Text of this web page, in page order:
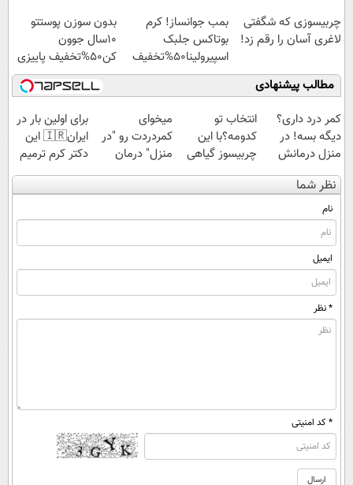
چربیسوزی که شگفتی
لاغری آسان را رقم زد!
بمب جوانساز! کرم
بوتاکس جلبک
اسپیرولینا50%تخفیف
بدون سوزن پوستتو
10سال جوون
کن50%تخفیف پاییزی
مطالب پیشنهادی
کمر درد داری؟
دیگه بسه! در
منزل درمانش
کن
(◀پرسش‌نامه)
انتخاب تو
کدومه؟با این
چربیسوز گیاهی
مثل آب خوردن
لاغر شو!
میخوای
کمردردت رو "در
منزل" درمان
کنی؟ (◂فیلم +
◂پرسش‌نامه)
Image failed to
load
برای اولین بار در
ایران🇮🇷 این
دکتر کرم ترمیم
کننده 23 روزه
ساخت!
نظر شما
نام
ایمیل
* نظر
* کد امنیتی